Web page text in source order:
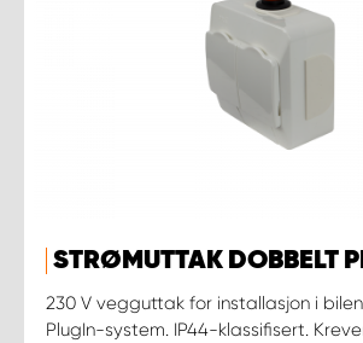
STRØMUTTAK DOBBELT
230 V vegguttak for installasjon i
PlugIn-system. IP44-klassifisert.